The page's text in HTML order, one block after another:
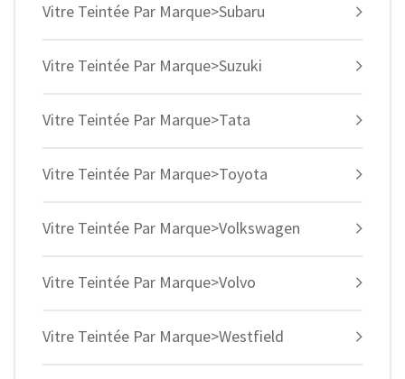
Vitre Teintée Par Marque>Subaru
Vitre Teintée Par Marque>Suzuki
Vitre Teintée Par Marque>Tata
Vitre Teintée Par Marque>Toyota
Vitre Teintée Par Marque>Volkswagen
Vitre Teintée Par Marque>Volvo
Vitre Teintée Par Marque>Westfield